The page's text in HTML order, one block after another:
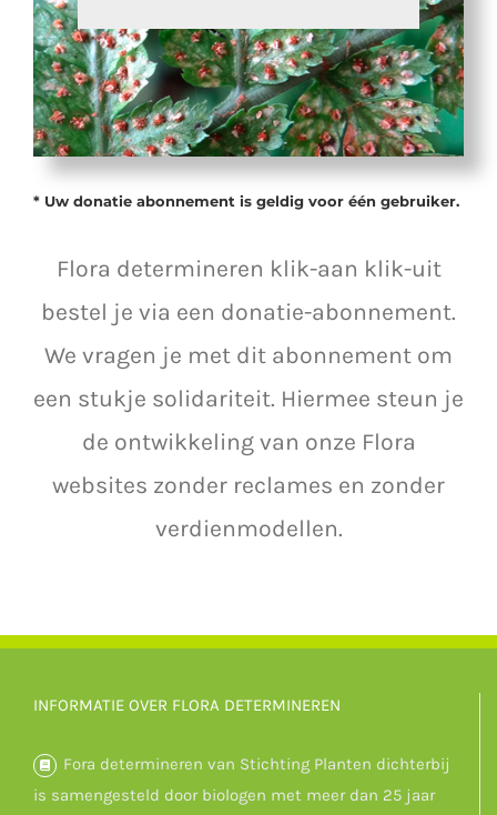
* Uw donatie abonnement is geldig voor één gebruiker.
Flora determineren klik-aan klik-uit
bestel je via een donatie-abonnement.
We vragen je met dit abonnement om
een stukje solidariteit. Hiermee steun je
de ontwikkeling van onze Flora
websites zonder reclames en zonder
verdienmodellen.
INFORMATIE OVER FLORA DETERMINEREN
Fora determineren van Stichting Planten dichterbij
is samengesteld door biologen met meer dan 25 jaar